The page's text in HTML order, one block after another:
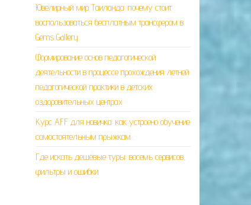
Ювелирный мир Таиланда: почему стоит
воспользоваться бесплатным трансфером в
Gems Gallery
Формирование основ педагогической
деятельности в процессе прохождения летней
педагогической практики в детских
оздоровительных центрах
Курс AFF для новичка: как устроено обучение
самостоятельным прыжкам
Где искать дешёвые туры: восемь сервисов,
фильтры и ошибки